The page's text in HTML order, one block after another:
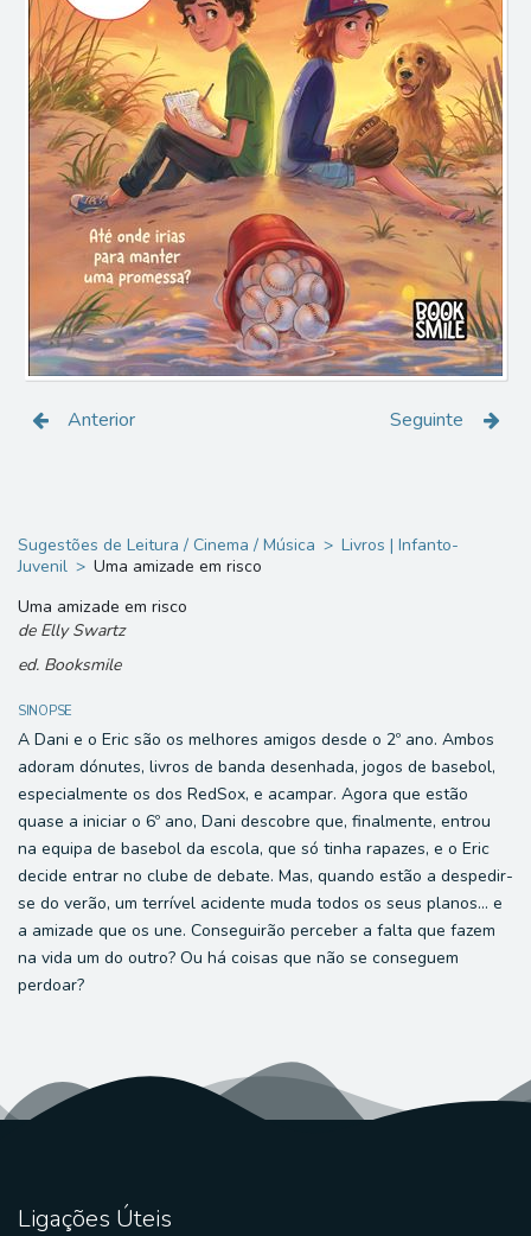
Anterior Seguinte
Sugestões de Leitura / Cinema / Música
Livros | Infanto-
Juvenil
Uma amizade em risco
Uma amizade em risco
de Elly Swartz
ed. Booksmile
SINOPSE
A Dani e o Eric são os melhores amigos desde o 2º ano. Ambos
adoram dónutes, livros de banda desenhada, jogos de basebol,
especialmente os dos RedSox, e acampar. Agora que estão
quase a iniciar o 6º ano, Dani descobre que, finalmente, entrou
na equipa de basebol da escola, que só tinha rapazes, e o Eric
decide entrar no clube de debate. Mas, quando estão a despedir-
se do verão, um terrível acidente muda todos os seus planos… e
a amizade que os une. Conseguirão perceber a falta que fazem
na vida um do outro? Ou há coisas que não se conseguem
perdoar?
Ligações Úteis